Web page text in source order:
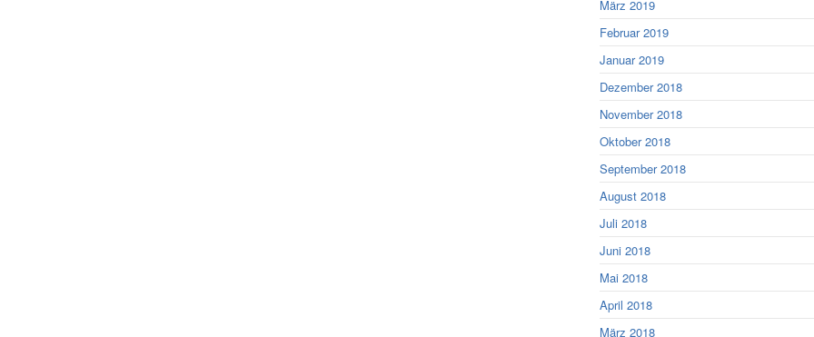
März 2019
Februar 2019
Januar 2019
Dezember 2018
November 2018
Oktober 2018
September 2018
August 2018
Juli 2018
Juni 2018
Mai 2018
April 2018
März 2018